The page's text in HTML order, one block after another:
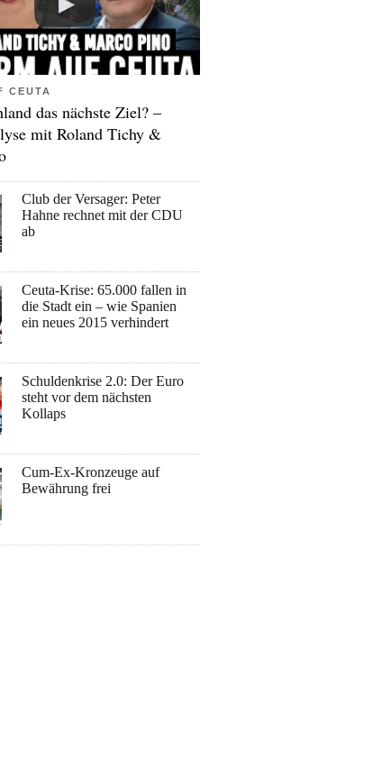
CEUTA
das nächste Ziel? –
mit Roland Tichy &
Club der Versager: Peter
Hahne rechnet mit der CDU
ab
Ceuta-Krise: 65.000 fallen in
die Stadt ein – wie Spanien
ein neues 2015 verhindert
Schuldenkrise 2.0: Der Euro
steht vor dem nächsten
Kollaps
Cum-Ex-Kronzeuge auf
Bewährung frei